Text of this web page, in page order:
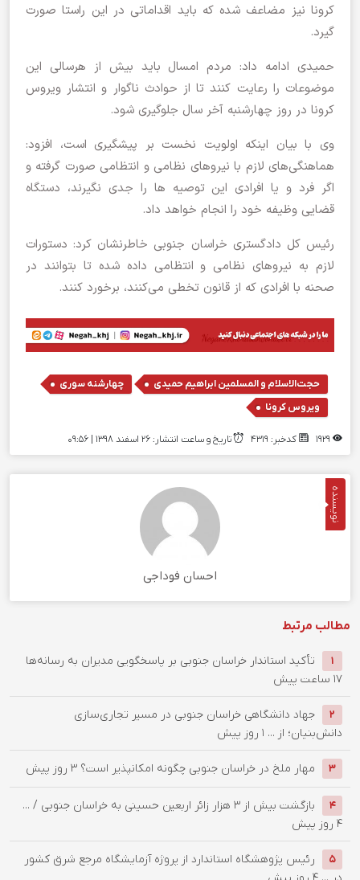
کرونا نیز مضاعف شده که باید اقداماتی در این راستا صورت
گیرد.
حمیدی ادامه داد: مردم امسال باید بیش از هرسالی این
موضوعات را رعایت کنند تا از حوادث ناگوار و انتشار ویروس
کرونا در روز چهارشنبه آخر سال جلوگیری شود.
وی با بیان اینکه اولویت نخست بر پیشگیری است، افزود:
هماهنگی‌های لازم با نیروهای نظامی و انتظامی صورت گرفته و
اگر فرد و یا افرادی این توصیه ‌ها را جدی نگیرند، دستگاه
قضایی وظیفه خود را انجام خواهد داد.
رئیس کل دادگستری خراسان جنوبی خاطرنشان کرد: دستورات
لازم به نیروهای نظامی و انتظامی داده شده تا بتوانند در
صحنه با افرادی که از قانون تخطی می‌کنند، برخورد کنند.
حجت‌الاسلام و المسلمین ابراهیم حمیدی , چهارشنه سوری
ویروس کرونا
کدخبر: 4319 تاریخ و ساعت انتشار: ۲۶ اسفند ۱۳۹۸ | 09:56
نویسنده
احسان فوداجی
مطالب مرتبط
1
تأکید استاندار خراسان جنوبی بر پاسخگویی مدیران به رسانه‌ها
17 ساعت پیش
2
جهاد دانشگاهی خراسان جنوبی در مسیر تجاری‌سازی
دانش‌بنیان؛ از ... 1 روز پیش
3 ‌مهار ملخ در خراسان جنوبی چگونه امکانپذیر است؟ 3 روز پیش
4
بازگشت بیش از ۳ هزار زائر اربعین حسینی به خراسان جنوبی / ...
4 روز پیش
5
رئیس پژوهشگاه استاندارد از پروژه آزمایشگاه مرجع شرق کشور